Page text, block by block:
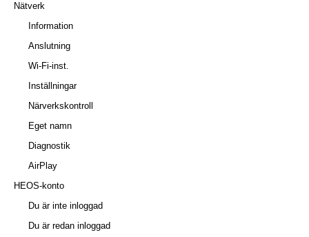
Nätverk
Information
Anslutning
Wi-Fi-inst.
Inställningar
Närverkskontroll
Eget namn
Diagnostik
AirPlay
HEOS-konto
Du är inte inloggad
Du är redan inloggad